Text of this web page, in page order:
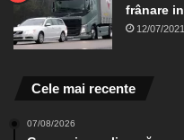
frânare
12/07/2021
Cele mai recente
07/08/2026